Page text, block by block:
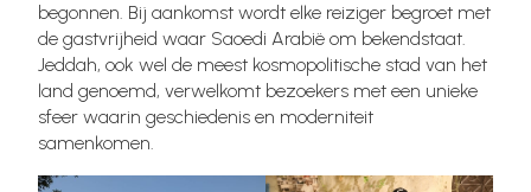
begonnen. Bij aankomst wordt elke reiziger begroet met
de gastvrijheid waar Saoedi Arabië om bekendstaat.
Jeddah, ook wel de meest kosmopolitische stad van het
land genoemd, verwelkomt bezoekers met een unieke
sfeer waarin geschiedenis en moderniteit
samenkomen.